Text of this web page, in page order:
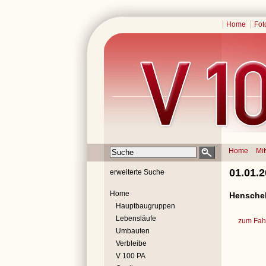
Home
Home
erweiterte Suche
Home
Hauptbaugruppen
Lebensläufe
Umbauten
Verbleibe
V 100 PA
zum